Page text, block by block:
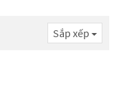
Sắp xếp